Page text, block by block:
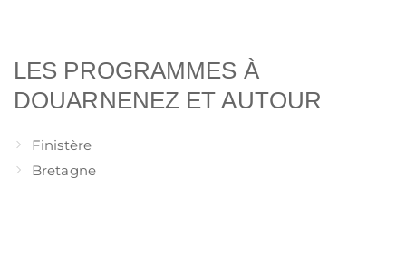
LES PROGRAMMES À
DOUARNENEZ ET AUTOUR
Finistère
Bretagne